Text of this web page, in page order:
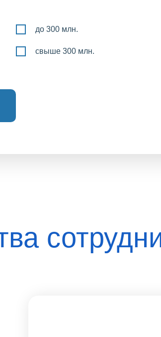
до 300 млн.
свыше 300 млн.